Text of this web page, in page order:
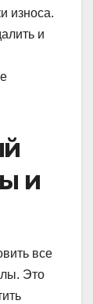
износа.
и
и
все
Это